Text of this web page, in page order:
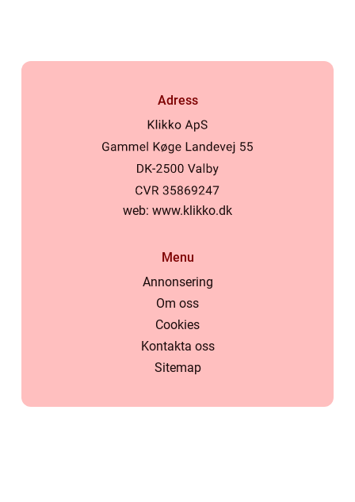
Adress
web: www.klikko.dk
Menu
Annonsering
Om oss
Cookies
Kontakta oss
Sitemap